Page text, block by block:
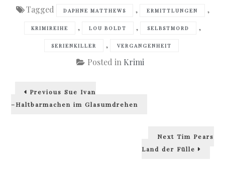
Tagged DAPHNE MATTHEWS , ERMITTLUNGEN ,
KRIMIREIHE , LOU BOLDT , SELBSTMORD ,
SERIENKILLER , VERGANGENHEIT
Posted in Krimi
Beitragsnavigation
Previous Previous
Sue Ivan
–Haltbarmachen im Glasumdrehen
Next Next
Tim Pears
Land der Fülle